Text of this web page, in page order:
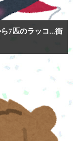
7匹のラッコ...衝